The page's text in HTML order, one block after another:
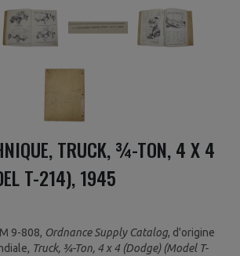
TRUCK, ¾-TON, 4 X 4
T-214), 1945
9-808, Ordnance Supply Catalog, d'origine
Truck, ¾-Ton, 4 x 4 (Dodge) (Model T-